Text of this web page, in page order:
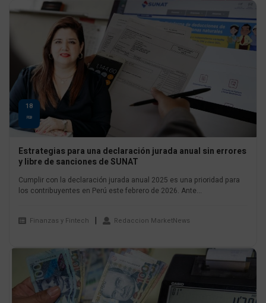
18
FEB
Estrategias para una declaración jurada anual sin errores
y libre de sanciones de SUNAT
Cumplir con la declaración jurada anual 2025 es una prioridad para
los contribuyentes en Perú este febrero de 2026. Ante...
Finanzas y Fintech Redaccion MarketNews